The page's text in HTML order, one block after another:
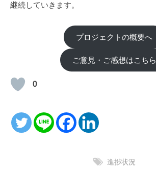
継続していきます。
プロジェクトの概要へ
ご意見・ご感想はこちら
0
進捗状況